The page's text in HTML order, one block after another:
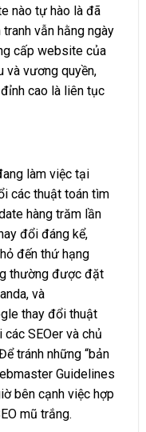
nào tự hào là đã
vẫn hằng ngày
cấp website của
và vương quyền,
cao là liên tục
làm việc tại
các thuật toán tìm
hàng trăm lần
đổi đáng kể,
đến thứ hạng
thường được đặt
và
thay đổi thuật
SEOer và chủ
tránh những “bản
Guidelines
bên cạnh việc hợp
mũ trắng.